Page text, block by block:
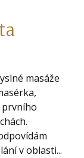
masáže
prvního
v oblasti...